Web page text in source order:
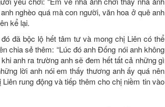
nghèo quá mà con người, văn hoa ở quê anh
kể lại.
đã bộc lộ hết tâm tư và mong chị Liên có thể
chia sẻ thêm: “Lúc đó anh Đống nói anh không
anh ra trường anh sẽ đem hết tất cả những gì
lời anh nói em thấy thương anh ấy quá nên
rung động và tiếp thêm cho chị niềm tin vào